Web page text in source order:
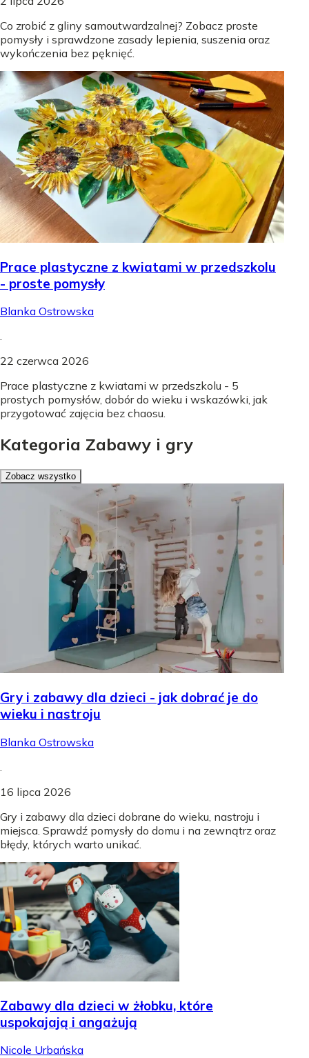
Co zrobić z gliny samoutwardzalnej? Zobacz proste
pomysły i sprawdzone zasady lepienia, suszenia oraz
wykończenia bez pęknięć.
Prace plastyczne z kwiatami w przedszkolu
- proste pomysły
Blanka Ostrowska
.
22 czerwca 2026
Prace plastyczne z kwiatami w przedszkolu - 5
prostych pomysłów, dobór do wieku i wskazówki, jak
przygotować zajęcia bez chaosu.
Kategoria Zabawy i gry
Zobacz wszystko
Gry i zabawy dla dzieci - jak dobrać je do
wieku i nastroju
Blanka Ostrowska
16 lipca 2026
Gry i zabawy dla dzieci dobrane do wieku, nastroju i
miejsca. Sprawdź pomysły do domu i na zewnątrz oraz
błędy, których warto unikać.
Zabawy dla dzieci w żłobku, które
uspokajają i angażują
Nicole Urbańska